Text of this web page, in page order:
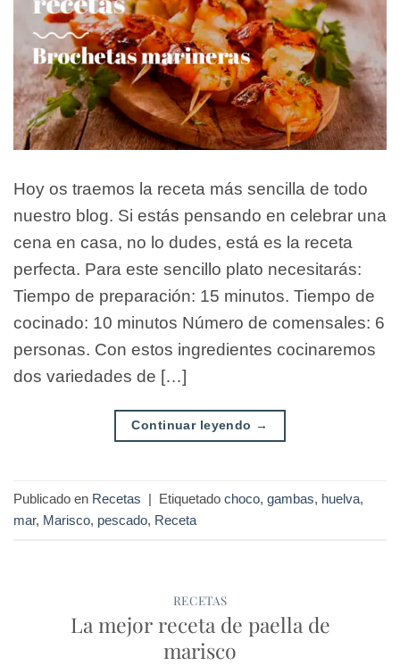
Hoy os traemos la receta más sencilla de todo
nuestro blog. Si estás pensando en celebrar una
cena en casa, no lo dudes, está es la receta
perfecta. Para este sencillo plato necesitarás:
Tiempo de preparación: 15 minutos. Tiempo de
cocinado: 10 minutos Número de comensales: 6
personas. Con estos ingredientes cocinaremos
dos variedades de […]
Continuar leyendo →
Publicado en Recetas | Etiquetado choco, gambas, huelva,
mar, Marisco, pescado, Receta
RECETAS
La mejor receta de paella de
marisco